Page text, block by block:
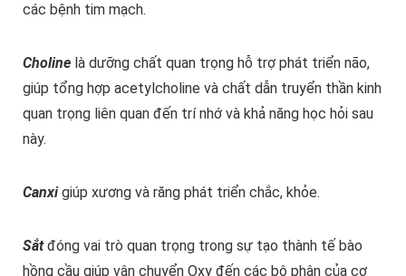
các bệnh tim mạch.
Choline là dưỡng chất quan trọng hỗ trợ phát triển não,
giúp tổng hợp acetylcholine và chất dẫn truyển thần kinh
quan trọng liên quan đến trí nhớ và khả năng học hỏi sau
này.
Canxigiúp xương và răng phát triển chắc, khỏe.
Sắtđóng vai trò quan trọng trong sự tạo thành tế bào
hồng cầu giúp vận chuyển Oxy đến các bộ phận của cơ